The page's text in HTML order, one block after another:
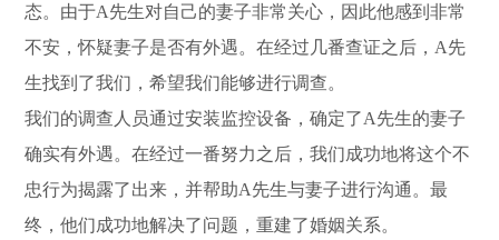
态。由于A先生对自己的妻子非常关心，因此他感到非常
不安，怀疑妻子是否有外遇。在经过几番查证之后，A先
生找到了我们，希望我们能够进行调查。
我们的调查人员通过安装监控设备，确定了A先生的妻子
确实有外遇。在经过一番努力之后，我们成功地将这个不
忠行为揭露了出来，并帮助A先生与妻子进行沟通。最
终，他们成功地解决了问题，重建了婚姻关系。